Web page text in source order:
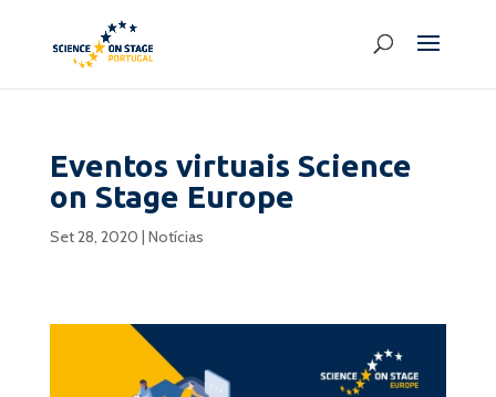
Eventos virtuais Science
on Stage Europe
Set 28, 2020 | Notícias